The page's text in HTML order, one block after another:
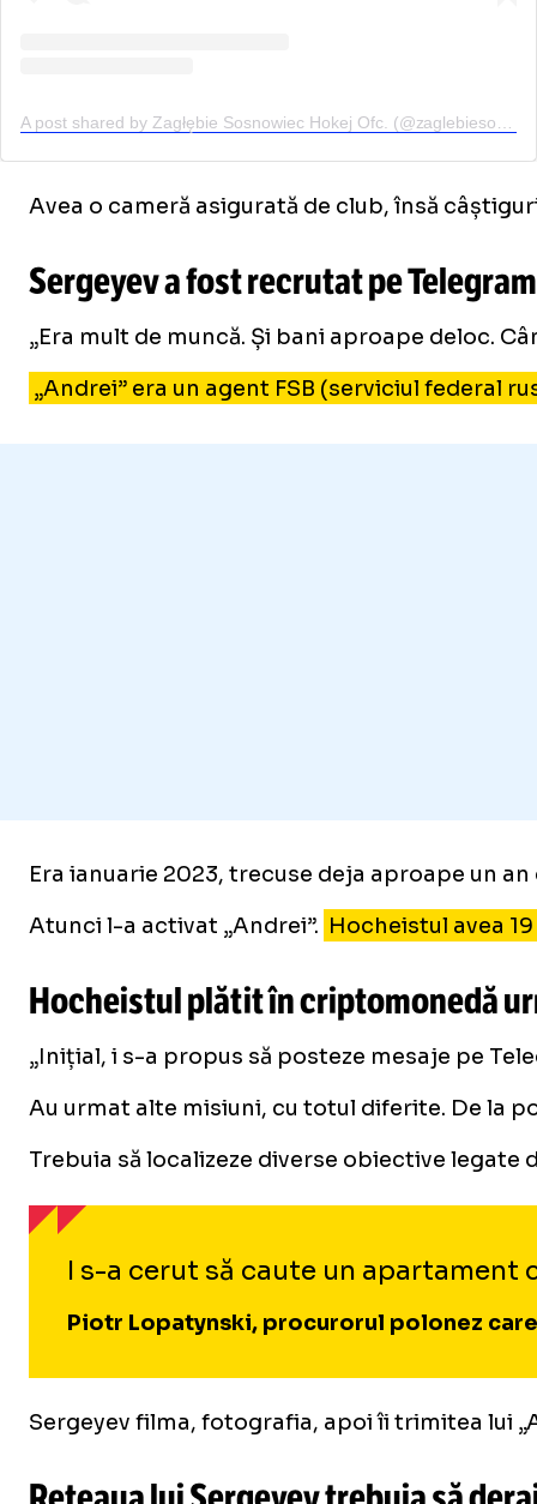
A post shared by Zagłębie Sosnowiec Hokej Ofc. (@zaglebiesosnowiec_hokej_ofc)
Avea o cameră asigurată de club, însă
Sergeyev a fost recrutat pe Telegram
„Era mult de muncă. Și bani aproape deloc.
„Andrei” era un agent FSB (serviciul
Era ianuarie 2023, trecuse deja aproape un
Atunci l-a activat „Andrei”. Hocheistul avea
Hocheistul plătit în criptomonedă
„Inițial, i s-a propus să posteze mesaje pe
Au urmat alte misiuni, cu totul diferite. De la
Trebuia să localizeze diverse obiective legate
I s-a cerut să caute un apartament
Piotr Lopatynski, procurorul polonez
Sergeyev filma, fotografia, apoi îi trimitea lui